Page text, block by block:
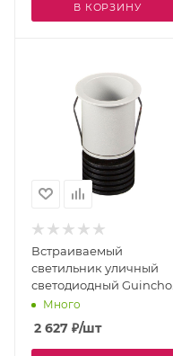
В КОРЗИНУ
Встраиваемый
светильник уличный
светодиодный Guincho
7080 IP54
Много
2 627 ₽/шт